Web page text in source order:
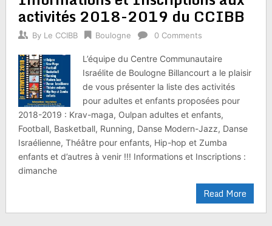
activités 2018-2019 du CCIBB
By Le CCIBB Boulogne 0 Comments
L’équipe du Centre Communautaire
Israélite de Boulogne Billancourt a le plaisir
de vous présenter la liste des activités
pour adultes et enfants proposées pour
2018-2019 : Krav-maga, Oulpan adultes et enfants,
Football, Basketball, Running, Danse Modern-Jazz, Danse
Israélienne, Théâtre pour enfants, Hip-hop et Zumba
enfants et d’autres à venir !!! Informations et Inscriptions :
dimanche
Read More